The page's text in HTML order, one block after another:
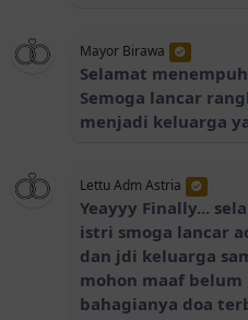
Mayor Birawa
Selamat
Semoga lancar
menjadi keluarga
Lettu Adm Astria
Yeayyy Finally...
istri smoga lancar
dan jdi keluarga
mohon maaf
bahagianya doa